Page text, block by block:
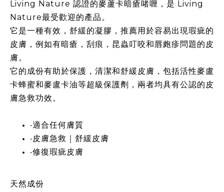
Living Nature 認證的麥蘆卡暗瘡啫喱，是 Living
Nature最受歡迎的產品。
它是一種有效，舒緩的凝膠，推薦用於容易出現瑕疵的
皮膚，例如有暗瘡，刮痕，昆蟲叮咬和唇皰疹問題的皮
膚。
它的成份有助於保護，清潔和舒緩皮膚，包括活性麥盧
卡蜂蜜和麥盧卡油等超級保護劑，兩者均具有公認的皮
膚急救功效。​
‧適合任何膚質 ​
‧皮膚急救｜舒緩皮膚​
‧修復瑕疵皮膚​
天然成份​